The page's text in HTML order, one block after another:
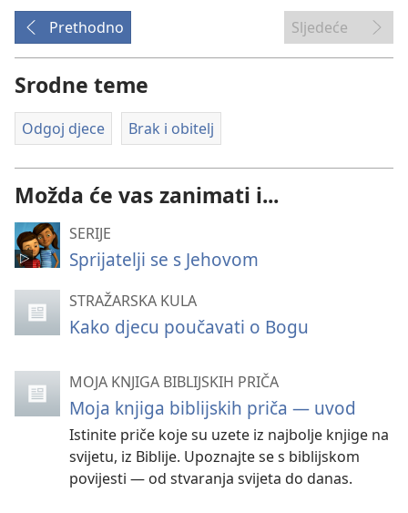
Prethodno Sljedeće
Srodne teme
Odgoj djece Brak i obitelj
Možda će vas zanimati i...
SERIJE
Sprijatelji se s Jehovom
STRAŽARSKA KULA
Kako djecu poučavati o Bogu
MOJA KNJIGA BIBLIJSKIH PRIČA
Moja knjiga biblijskih priča — uvod
Istinite priče koje su uzete iz najbolje knjige na
svijetu, iz Biblije. Upoznajte se s biblijskom
povijesti — od stvaranja svijeta do danas.